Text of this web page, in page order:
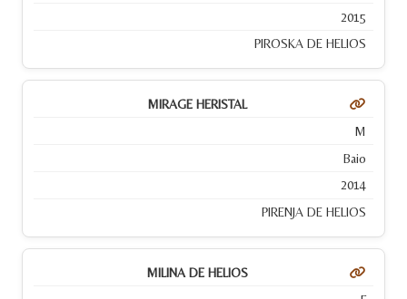
2015
PIROSKA DE HELIOS
MIRAGE HERISTAL
M
Baio
2014
PIRENJA DE HELIOS
MILINA DE HELIOS